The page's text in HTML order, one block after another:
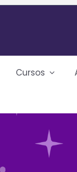
Cursos